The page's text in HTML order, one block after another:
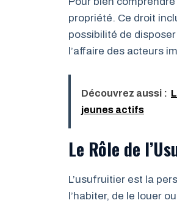
propriété. Ce droit
possibilité de
l’affaire des acteurs
Découvrez aussi :
jeunes actifs
Le Rôle de
L’usufruitier est la
l’habiter, de le louer